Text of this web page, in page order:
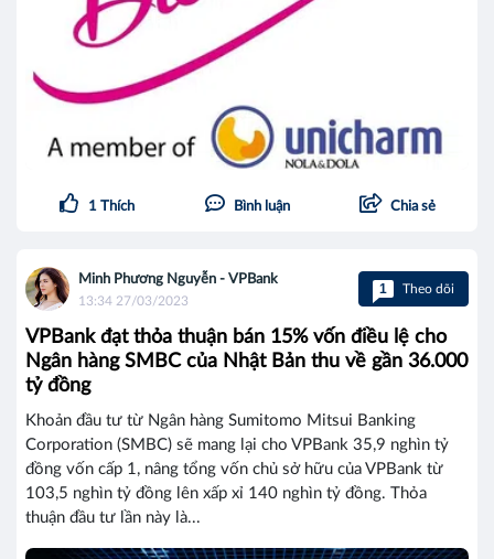
1 Thích Bình luận Chia sẻ
Minh Phương Nguyễn - VPBank
13:34 27/03/2023
1 Theo dõi
VPBank đạt thỏa thuận bán 15% vốn điều lệ cho
Ngân hàng SMBC của Nhật Bản thu về gần 36.000
tỷ đồng
Khoản đầu tư từ Ngân hàng Sumitomo Mitsui Banking
Corporation (SMBC) sẽ mang lại cho VPBank 35,9 nghìn tỷ
đồng vốn cấp 1, nâng tổng vốn chủ sở hữu của VPBank từ
103,5 nghìn tỷ đồng lên xấp xỉ 140 nghìn tỷ đồng. Thỏa
thuận đầu tư lần này là...